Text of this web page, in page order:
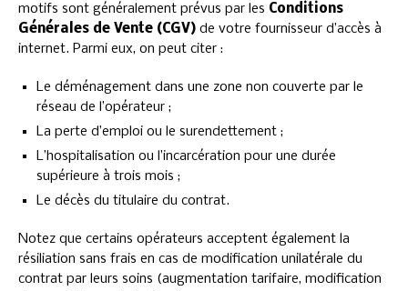
motifs sont généralement prévus par les Conditions
Générales de Vente (CGV) de votre fournisseur d’accès à
internet. Parmi eux, on peut citer :
Le déménagement dans une zone non couverte par le
réseau de l’opérateur ;
La perte d’emploi ou le surendettement ;
L’hospitalisation ou l’incarcération pour une durée
supérieure à trois mois ;
Le décès du titulaire du contrat.
Notez que certains opérateurs acceptent également la
résiliation sans frais en cas de modification unilatérale du
contrat par leurs soins (augmentation tarifaire, modification